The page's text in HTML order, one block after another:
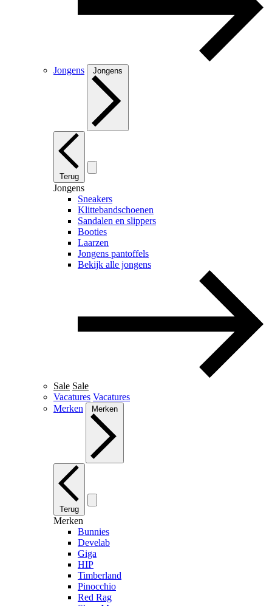
Jongens Jongens
Terug
Jongens
Sneakers
Klittebandschoenen
Sandalen en slippers
Booties
Laarzen
Jongens pantoffels
Bekijk alle jongens
Sale Sale
Vacatures Vacatures
Merken
Merken
Terug
Merken
Bunnies
Develab
Giga
HIP
Timberland
Pinocchio
Red Rag